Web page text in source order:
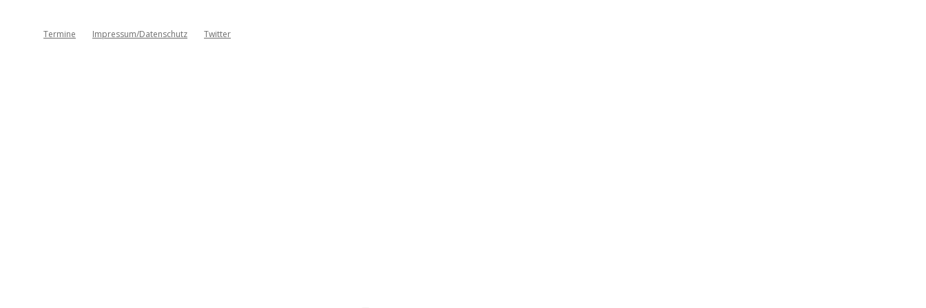
Termine Impressum/Datenschutz Twitter